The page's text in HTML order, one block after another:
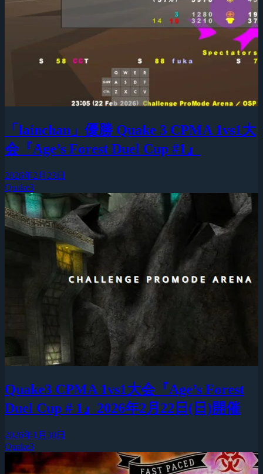
「lainchan」優勝 Quake 3 CPMA 1vs1大
会『Age’s Forest Duel Cup #1』
2026年2月23日
Quake3
Quake3 CPMA 1vs1大会『Age’s Forest
Duel Cup # 1』2026年2月22日(日)開催
2026年1月30日
Quake3